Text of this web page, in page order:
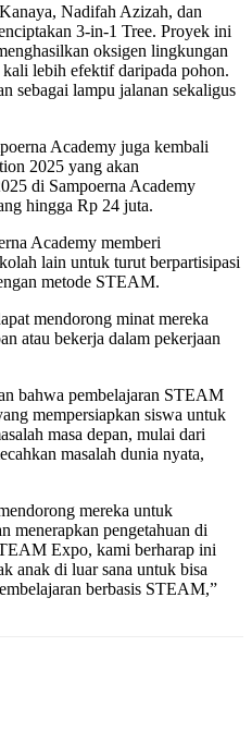
Nadifah Azizah, dan
3-in-1 Tree. Proyek ini
oksigen lingkungan
lebih efektif daripada pohon.
sebagai lampu jalanan sekaligus
Academy juga kembali
2025 yang akan
di Sampoerna Academy
hingga Rp 24 juta.
Academy memberi
lain untuk turut berpartisipasi
metode STEAM.
mendorong minat mereka
atau bekerja dalam pekerjaan
bahwa pembelajaran STEAM
mempersiapkan siswa untuk
masa depan, mulai dari
masalah dunia nyata,
mereka untuk
menerapkan pengetahuan di
Expo, kami berharap ini
anak di luar sana untuk bisa
berbasis STEAM,”